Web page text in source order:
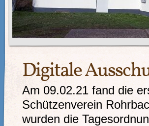
Digitale
Am 09.02.21 fand die
Schützenverein
wurden die